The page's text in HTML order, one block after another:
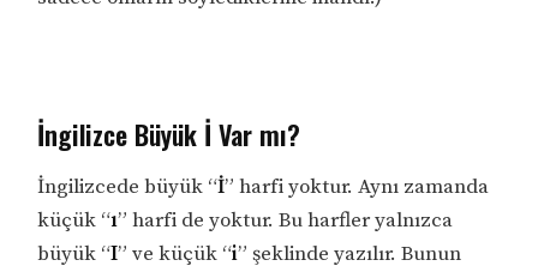
İngilizce Büyük İ Var mı?
İngilizcede büyük “İ” harfi yoktur. Aynı zamanda
küçük “ı” harfi de yoktur. Bu harfler yalnızca
büyük “I” ve küçük “i” şeklinde yazılır. Bunun